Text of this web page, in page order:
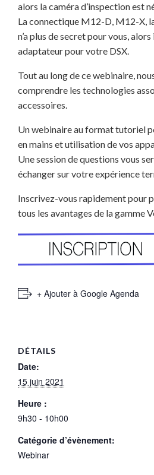
alors la caméra d’inspection est
La connectique M12-D, M12-X,
n’a plus de secret pour vous,
adaptateur pour votre DSX.
Tout au long de ce webinaire,
comprendre les technologies
accessoires.
Un webinaire au format tutoriel
en mains et utilisation de vos
Une session de questions vous
échanger sur votre expérience
Inscrivez-vous rapidement pour
tous les avantages de la gamme
+ Ajouter à Google Agenda
DÉTAILS
Date:
15 juin 2021
Heure :
9h30 - 10h00
Catégorie d’évènement:
Webinar